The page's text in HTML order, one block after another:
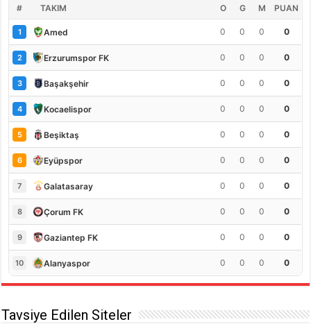
# TAKIM O G M PUAN
1 Amed 0 0 0 0
2 Erzurumspor FK 0 0 0 0
3 Başakşehir 0 0 0 0
4 Kocaelispor 0 0 0 0
5 Beşiktaş 0 0 0 0
6 Eyüpspor 0 0 0 0
7 Galatasaray 0 0 0 0
8 Çorum FK 0 0 0 0
9 Gaziantep FK 0 0 0 0
10 Alanyaspor 0 0 0 0
Tavsiye Edilen Siteler